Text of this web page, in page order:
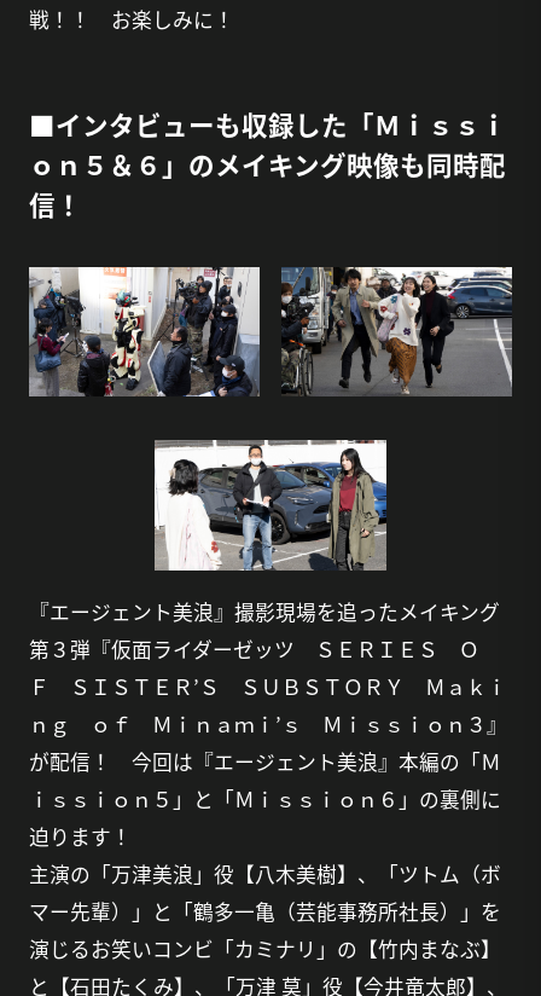
戦！！ お楽しみに！
■インタビューも収録した「Ｍｉｓｓｉ
ｏｎ５＆６」のメイキング映像も同時配
信！
『エージェント美浪』撮影現場を追ったメイキング
第３弾『仮面ライダーゼッツ ＳＥＲＩＥＳ Ｏ
Ｆ ＳＩＳＴＥＲ’Ｓ ＳＵＢＳＴＯＲＹ Ｍａｋｉ
ｎｇ ｏｆ Ｍｉｎａｍｉ’ｓ Ｍｉｓｓｉｏｎ３』
が配信！ 今回は『エージェント美浪』本編の「Ｍ
ｉｓｓｉｏｎ５」と「Ｍｉｓｓｉｏｎ６」の裏側に
迫ります！
主演の「万津美浪」役【八木美樹】、「ツトム（ボ
マー先輩）」と「鶴多一亀（芸能事務所社長）」を
演じるお笑いコンビ「カミナリ」の【竹内まなぶ】
と【石田たくみ】、「万津 莫」役【今井竜太郎】、